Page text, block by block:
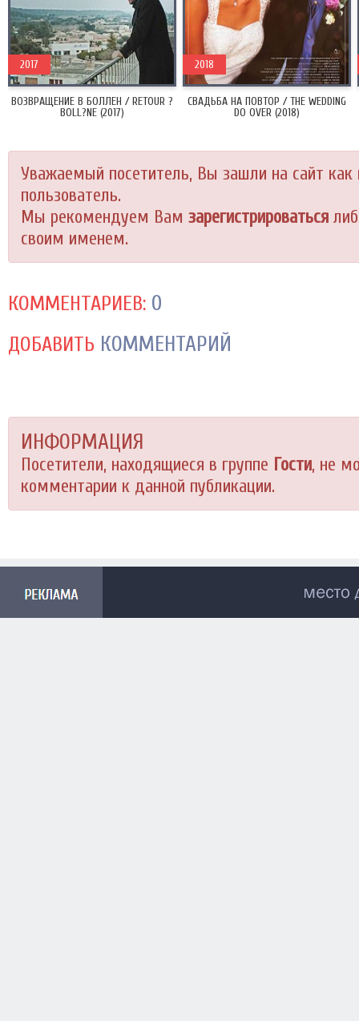
ВОЗВРАЩЕНИЕ В БОЛЛЕН / RETOUR ?
BOLL?NE (2017)
2017
СВАДЬБА НА ПОВТОР / THE WEDDING
DO OVER (2018)
2018
Уважаемый посетитель, Вы зашли на сайт как
пользователь.
Мы рекомендуем Вам зарегистрироваться
своим именем.
КОММЕНТАРИЕВ: 0
ДОБАВИТЬ КОММЕНТАРИЙ
ИНФОРМАЦИЯ
Посетители, находящиеся в группе Гости, не
комментарии к данной публикации.